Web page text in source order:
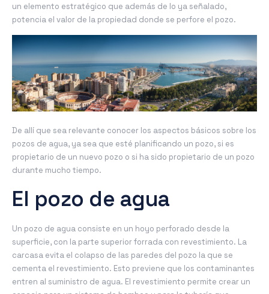
un elemento estratégico que además de lo ya señalado,
potencia el valor de la propiedad donde se perfore el pozo.
De allí que sea relevante conocer los aspectos básicos sobre los
pozos de agua, ya sea que esté planificando un pozo, si es
propietario de un nuevo pozo o si ha sido propietario de un pozo
durante mucho tiempo.
El pozo de agua
Un pozo de agua consiste en un hoyo perforado desde la
superficie, con la parte superior forrada con revestimiento. La
carcasa evita el colapso de las paredes del pozo la que se
cementa el revestimiento. Esto previene que los contaminantes
entren al suministro de agua. El revestimiento permite crear un